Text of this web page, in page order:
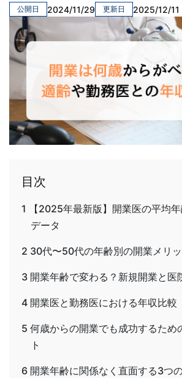
公開日 2024/11/29 更新日 2025/12/11
目次
1 【2025年最新版】開業医の平均
データ
2 30代〜50代の年齢別の開業メリ
3 開業年齢で変わる？新規開業と医
4 開業医と勤務医における年収比較
5 何歳からの開業でも成功するため
ト
6 開業年齢に関係なく直面する3つ